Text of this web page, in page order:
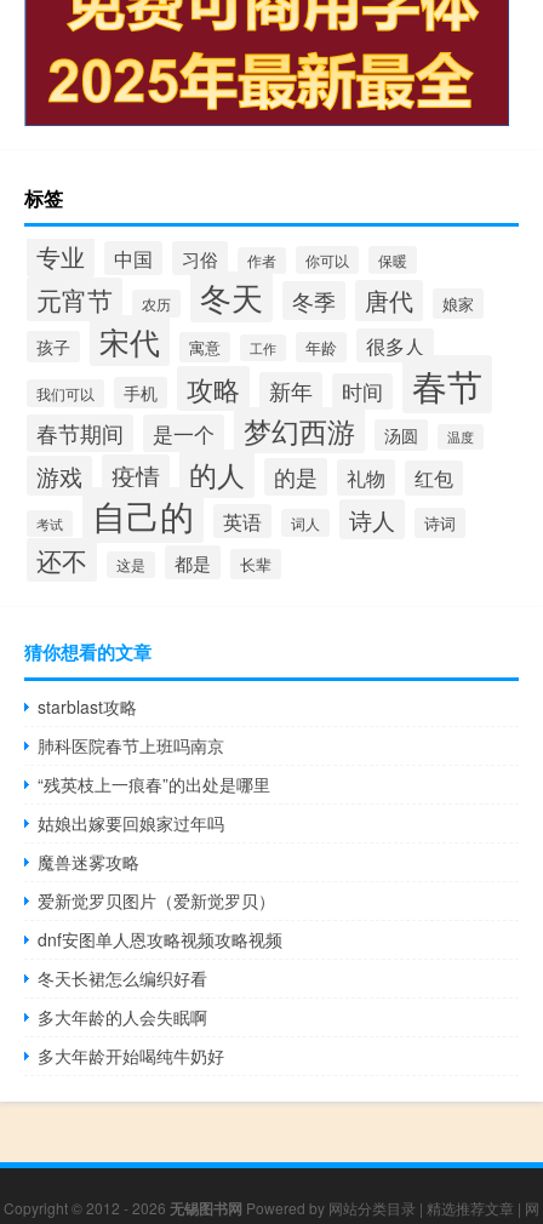
标签
专业 中国 习俗 作者 你可以 保暖
元宵节 农历 冬天 冬季 唐代 娘家
孩子 宋代 寓意 工作 年龄 很多人
我们可以 手机 攻略 新年 时间 春节
春节期间 是一个 梦幻西游 汤圆 温度
游戏 疫情 的人 的是 礼物 红包
考试 自己的 英语 词人 诗人 诗词
还不 这是 都是 长辈
猜你想看的文章
starblast攻略
肺科医院春节上班吗南京
“残英枝上一痕春”的出处是哪里
姑娘出嫁要回娘家过年吗
魔兽迷雾攻略
爱新觉罗贝图片（爱新觉罗贝）
dnf安图单人恩攻略视频攻略视频
冬天长裙怎么编织好看
多大年龄的人会失眠啊
多大年龄开始喝纯牛奶好
Copyright © 2012 - 2026 无锡图书网 Powered by 网站分类目录 | 精选推荐文章 | 网